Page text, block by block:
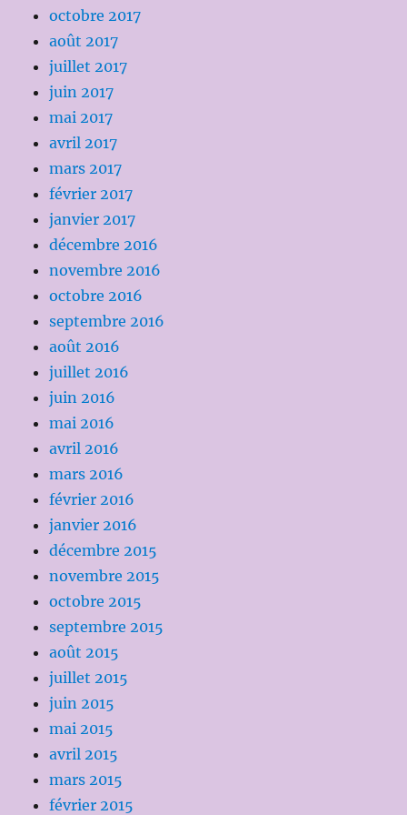
octobre 2017
août 2017
juillet 2017
juin 2017
mai 2017
avril 2017
mars 2017
février 2017
janvier 2017
décembre 2016
novembre 2016
octobre 2016
septembre 2016
août 2016
juillet 2016
juin 2016
mai 2016
avril 2016
mars 2016
février 2016
janvier 2016
décembre 2015
novembre 2015
octobre 2015
septembre 2015
août 2015
juillet 2015
juin 2015
mai 2015
avril 2015
mars 2015
février 2015